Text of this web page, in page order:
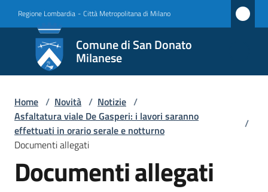
Regione Lombardia - Città Metropolitana di Milano
Comune di San Donato
Milanese
Comune
di San
Donato
Milanese
Amministrazione
Novità
Home / Novità / Notizie /
Asfaltatura viale De Gasperi: i lavori saranno
effettuati in orario serale e notturno
/
Documenti allegati
Documenti allegati